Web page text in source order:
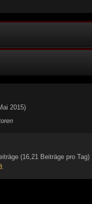
2015)
(16,21 Beiträge pro Tag)
.